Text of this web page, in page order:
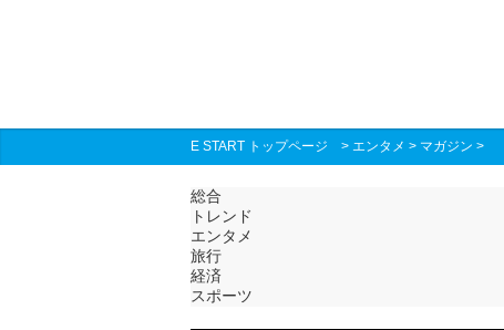
E START トップページ > エンタメ > マガジン >
総合
トレンド
エンタメ
旅行
経済
スポーツ